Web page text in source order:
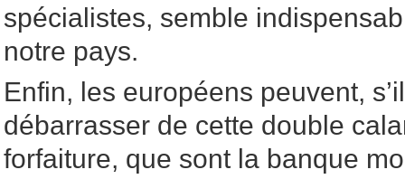
spécialistes, semble
notre pays.
Enfin, les européens peuvent,
débarrasser de cette double
forfaiture, que sont la banque